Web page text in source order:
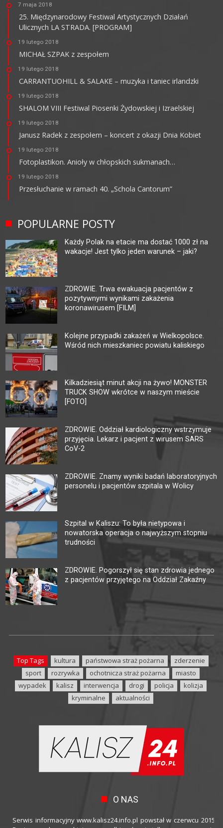
7 maja 2018
25. Międzynarodowy Festiwal Artystycznych Działań
Ulicznych LA STRADA. [PROGRAM]
19 lutego 2018
MICHAŁ SZPAK z zespołem
19 lutego 2018
CARRANTUOHILL & SALAKE – muzyka i taniec irlandzki
19 lutego 2018
SHALOM VIII Festiwal Piosenki Żydowskiej i Izraelskiej
19 lutego 2018
Janusz Radek z zespołem – koncert z okazji Dnia Kobiet
19 lutego 2018
Fotoplastikon. Anioły w chłopskich sukmanach…
19 lutego 2018
Przesłuchanie w ramach 40. „Schola Cantorum”
POPULARNE POSTY
Każdy Polak na etacie ma dostać 1000 zł na
wakacje! Jest tylko jeden warunek – jaki?
ZDROWIE. Trwa ewakuacja pacjentów z
pozytywnymi wynikami zakażenia
koronawirusem [FILM]
Kolejne przypadki zakażeń w Wielkopolsce.
Wśród nich mieszkaniec powiatu kaliskiego
Kilkadziesiąt minut akcji na żywo! MONSTER
TRUCK SHOW wkrótce w naszym mieście
[FOTO]
ZDROWIE. Oddział kardiologiczny wstrzymuje
przyjęcia. Lekarz i pacjent z wirusem SARS
CoV-2
ZDROWIE. Znamy wyniki badań laboratoryjnych
personelu i pacjentów szpitala w Wolicy
Szpital w Kaliszu: To była nietypowa i
nowatorska operacja o najwyższym stopniu
trudności
ZDROWIE. Pogorszył się stan zdrowia jednego
z pacjentów przyjętego na Oddział Zakaźny
Top Tags kultura państwowa straż pożarna
zderzenie
sport
rozrywka ochotnicza straż pożarna
miasto
wypadek
kalisz interwencja drogi policja
kolizja
kryminalne
aktualności
O NAS
Serwis informacyjny www.kalisz24.info.pl powstał w czerwcu 2015